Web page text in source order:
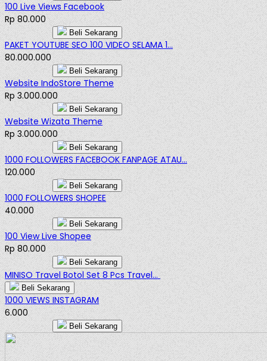
100 Live Views Facebook
Rp 80.000
Beli Sekarang
PAKET YOUTUBE SEO 100 VIDEO SELAMA 1...
80.000.000
Beli Sekarang
Website IndoStore Theme
Rp 3.000.000
Beli Sekarang
Website Wizata Theme
Rp 3.000.000
Beli Sekarang
1000 FOLLOWERS FACEBOOK FANPAGE ATAU...
120.000
Beli Sekarang
1000 FOLLOWERS SHOPEE
40.000
Beli Sekarang
100 View Live Shopee
Rp 80.000
Beli Sekarang
MINISO Travel Botol Set 8 Pcs Travel...
Beli Sekarang
1000 VIEWS INSTAGRAM
6.000
Beli Sekarang